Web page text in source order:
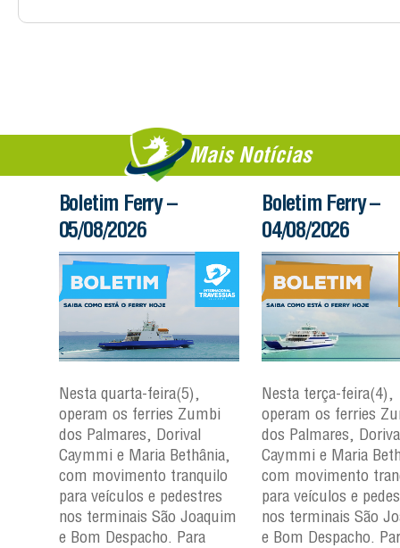
Mais Notícias
Boletim Ferry –
05/08/2026
Nesta quarta-feira(5),
operam os ferries Zumbi
dos Palmares, Dorival
Caymmi e Maria Bethânia,
com movimento tranquilo
para veículos e pedestres
nos terminais São Joaquim
e Bom Despacho. Para
Boletim Ferry –
04/08/2026
Nesta terça-feira(4),
operam os ferries
dos Palmares,
Caymmi e Maria
com movimento
para veículos e
nos terminais São
e Bom Despacho.